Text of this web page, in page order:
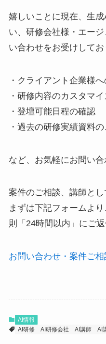
嬉しいことに現在、生
い、研修会社様・エー
い合わせをお受けしてお
・クライアント企業様
・研修内容のカスタマイ
・登壇可能日程の確認
・過去の研修実績資料
など、お気軽にお問い合
案件のご相談、講師とし
まずは下記フォームよ
則「24時間以内」にご返
お問い合わせ・案件ご相
AI情報
AI研修
AI研修会社 AI講師 AI